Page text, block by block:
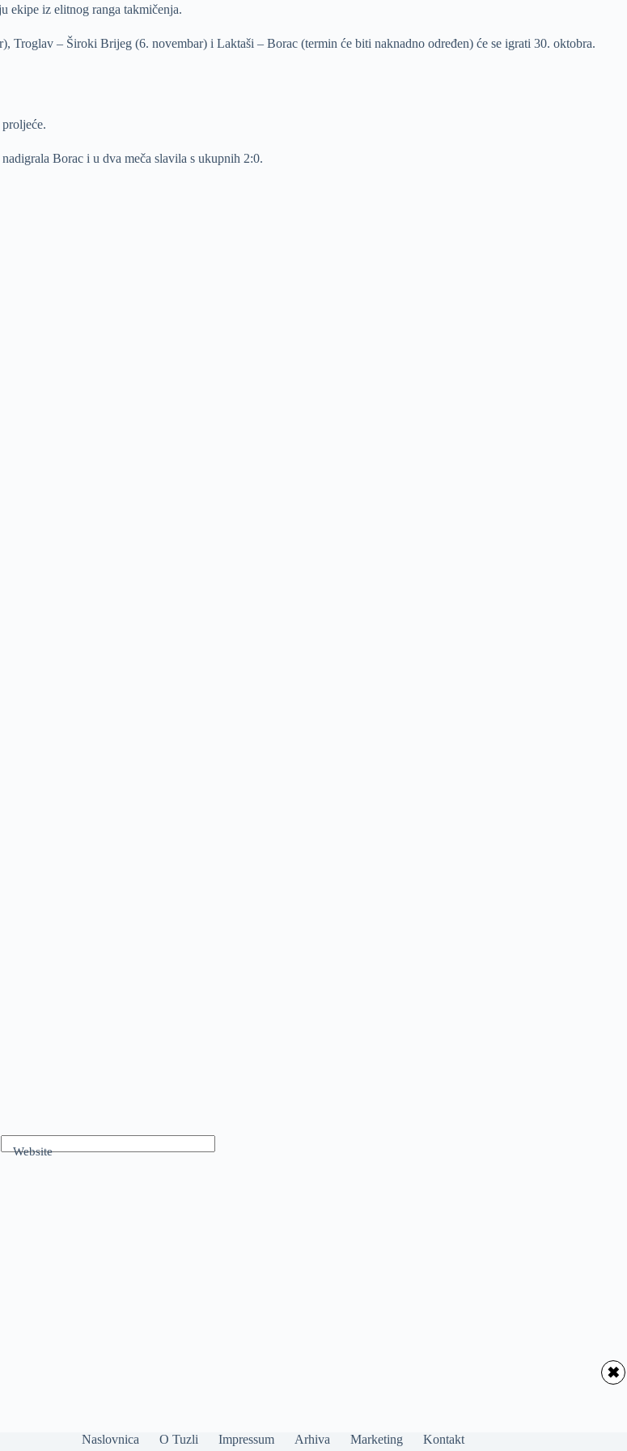
ekipe iz elitnog ranga takmičenja.
Troglav – Široki Brijeg (6. novembar) i Laktaši – Borac (termin će biti naknadno određen) će se igrati 30. oktobra.
Borac i u dva meča slavila s ukupnih 2:0.
Website
Naslovnica O Tuzli Impressum Arhiva Marketing Kontakt
✖